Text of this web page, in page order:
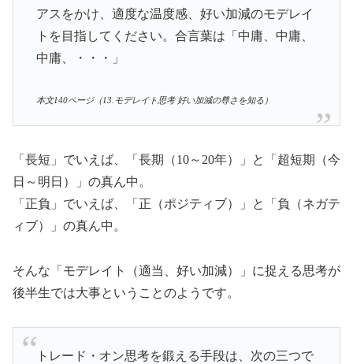
アスをかけ、適度な温度感、好い加減のモデレイ
トを目指してください。合言葉は「中庸、中庸、
中庸、・・・」
本文140ページ（13.モデレイト思考 好い加減の尊さを知る）
「長短」でいえば、「長期（10～20年）」と「超短期（今
日～明日）」の真ん中。
「正負」でいえば、「正（ポジティブ）」と「負（ネガテ
ィブ）」の真ん中。
そんな「モデレイト（適当、好い加減）」に捉える思考が
後半生では大事ということのようです。
トレード・オン思考を鍛える手段は、次の三つで